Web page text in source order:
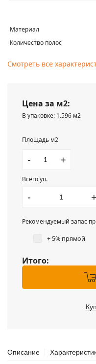
Материал
Количество полос
Смотреть все
Цена за м2:
В упаковке: 1.596 м2
Площадь м2
- +
Всего уп.
- +
Рекомендуемый запас
+ 5% прямой
Итого:
Описание